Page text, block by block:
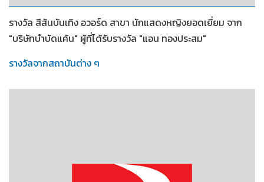
2552
รางวัล สีสันบันเทิง อวอร์ด สาขา นักแสดงหญิงยอดเยี่ยม จาก
"บริษัทบำบัดแค้น" ผู้ที่ได้รับรางวัล "แอน ทองประสม"
รางวัลจากสถาบันต่าง ๆ